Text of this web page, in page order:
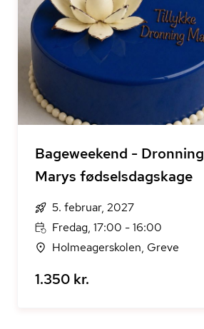
Bageweekend - Dronning
Marys fødselsdagskage
5. februar, 2027
Fredag, 17:00 - 16:00
Holmeagerskolen, Greve
1.350 kr.